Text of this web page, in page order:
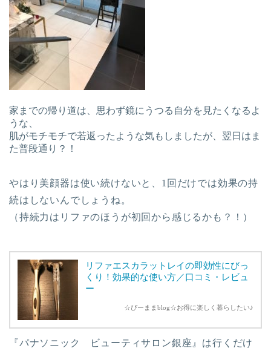
家までの帰り道は、思わず鏡にうつる自分を見たくなるよ
うな、
肌がモチモチで若返ったような気もしましたが、翌日はま
た普段通り？！
やはり美顔器は使い続けないと、1回だけでは効果の持
続はしないんでしょうね。
（持続力はリファのほうが初回から感じるかも？！）
リファエスカラットレイの即効性にびっ
くり！効果的な使い方／口コミ・レビュ
ー
☆ぴーままblog☆お得に楽しく暮らしたい♪
『パナソニック ビューティサロン銀座』は行くだけ